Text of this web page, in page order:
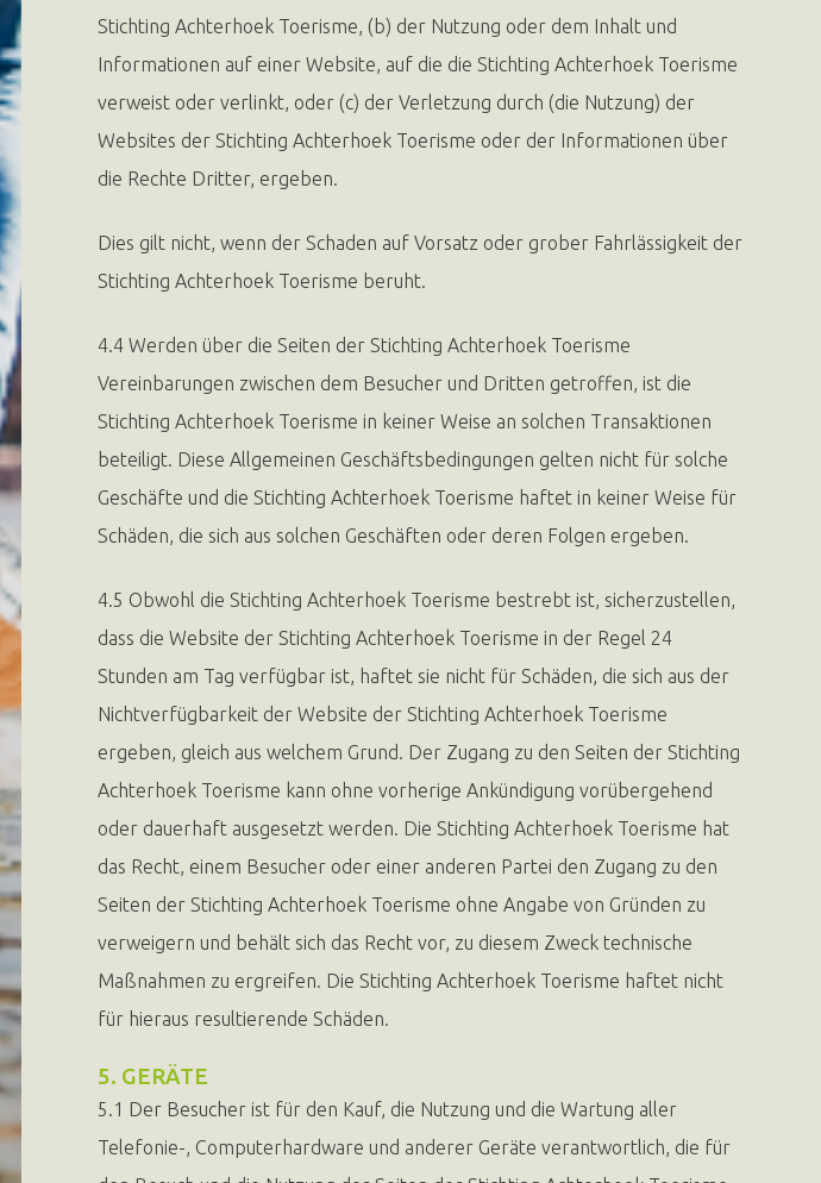
Stichting Achterhoek Toerisme, (b) der Nutzung oder dem Inhalt und
Informationen auf einer Website, auf die die Stichting Achterhoek Toerisme
verweist oder verlinkt, oder (c) der Verletzung durch (die Nutzung) der
Websites der Stichting Achterhoek Toerisme oder der Informationen über
die Rechte Dritter, ergeben.
Dies gilt nicht, wenn der Schaden auf Vorsatz oder grober Fahrlässigkeit der
Stichting Achterhoek Toerisme beruht.
4.4 Werden über die Seiten der Stichting Achterhoek Toerisme
Vereinbarungen zwischen dem Besucher und Dritten getroffen, ist die
Stichting Achterhoek Toerisme in keiner Weise an solchen Transaktionen
beteiligt. Diese Allgemeinen Geschäftsbedingungen gelten nicht für solche
Geschäfte und die Stichting Achterhoek Toerisme haftet in keiner Weise für
Schäden, die sich aus solchen Geschäften oder deren Folgen ergeben.
4.5 Obwohl die Stichting Achterhoek Toerisme bestrebt ist, sicherzustellen,
dass die Website der Stichting Achterhoek Toerisme in der Regel 24
Stunden am Tag verfügbar ist, haftet sie nicht für Schäden, die sich aus der
Nichtverfügbarkeit der Website der Stichting Achterhoek Toerisme
ergeben, gleich aus welchem Grund. Der Zugang zu den Seiten der Stichting
Achterhoek Toerisme kann ohne vorherige Ankündigung vorübergehend
oder dauerhaft ausgesetzt werden. Die Stichting Achterhoek Toerisme hat
das Recht, einem Besucher oder einer anderen Partei den Zugang zu den
Seiten der Stichting Achterhoek Toerisme ohne Angabe von Gründen zu
verweigern und behält sich das Recht vor, zu diesem Zweck technische
Maßnahmen zu ergreifen. Die Stichting Achterhoek Toerisme haftet nicht
für hieraus resultierende Schäden.
5. GERÄTE
5.1 Der Besucher ist für den Kauf, die Nutzung und die Wartung aller
Telefonie-, Computerhardware und anderer Geräte verantwortlich, die für